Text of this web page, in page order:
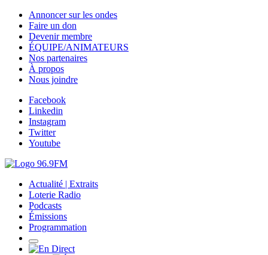
Annoncer sur les ondes
Faire un don
Devenir membre
ÉQUIPE/ANIMATEURS
Nos partenaires
À propos
Nous joindre
Facebook
Linkedin
Instagram
Twitter
Youtube
Actualité | Extraits
Loterie Radio
Podcasts
Émissions
Programmation